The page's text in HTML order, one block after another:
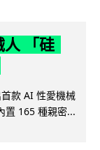
人 「硅
款 AI 性愛機械
置 165 種親密...